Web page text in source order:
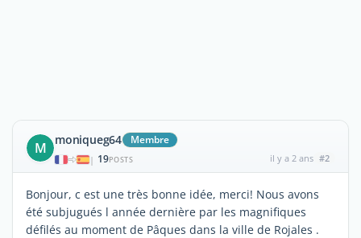
M moniqueg64 Membre
| 19POSTS il y a 2 ans #2
Bonjour, c est une très bonne idée, merci! Nous avons
été subjugués l année dernière par les magnifiques
défilés au moment de Pâques dans la ville de Rojales .